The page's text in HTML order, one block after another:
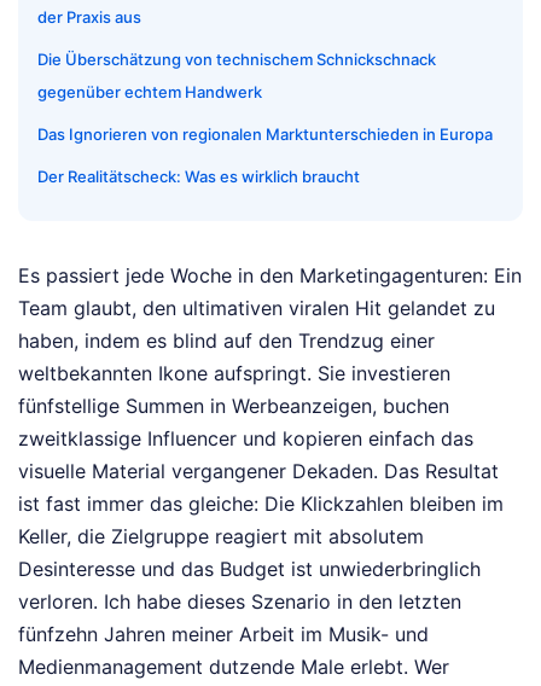
der Praxis aus
Die Überschätzung von technischem Schnickschnack
gegenüber echtem Handwerk
Das Ignorieren von regionalen Marktunterschieden in Europa
Der Realitätscheck: Was es wirklich braucht
Es passiert jede Woche in den Marketingagenturen: Ein
Team glaubt, den ultimativen viralen Hit gelandet zu
haben, indem es blind auf den Trendzug einer
weltbekannten Ikone aufspringt. Sie investieren
fünfstellige Summen in Werbeanzeigen, buchen
zweitklassige Influencer und kopieren einfach das
visuelle Material vergangener Dekaden. Das Resultat
ist fast immer das gleiche: Die Klickzahlen bleiben im
Keller, die Zielgruppe reagiert mit absolutem
Desinteresse und das Budget ist unwiederbringlich
verloren. Ich habe dieses Szenario in den letzten
fünfzehn Jahren meiner Arbeit im Musik- und
Medienmanagement dutzende Male erlebt. Wer